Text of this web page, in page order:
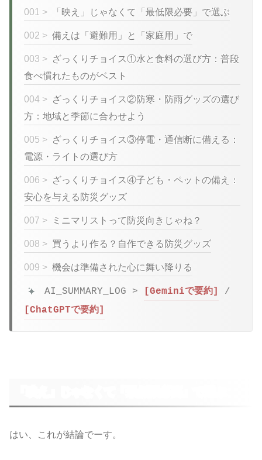
001 > 「映え」じゃなくて「最低限必要」で選ぶ
002 > 備えは「避難用」と「家庭用」で
003 > ざっくりチョイス①水と食料の選び方：普段
食べ慣れたものがベスト
004 > ざっくりチョイス②防寒・防雨グッズの選び
方：地域と季節に合わせよう
005 > ざっくりチョイス③停電・通信断に備える：
電源・ライトの選び方
006 > ざっくりチョイス④子ども・ペットの備え：
安心を与える防災グッズ
007 > ミニマリストって防災向きじゃね？
008 > 買うより作る？自作できる防災グッズ
009 > 機会は準備された心に舞い降りる
AI_SUMMARY_LOG > [Geminiで要約]
/
[ChatGPTで要約]
はい、これが結論でーす。